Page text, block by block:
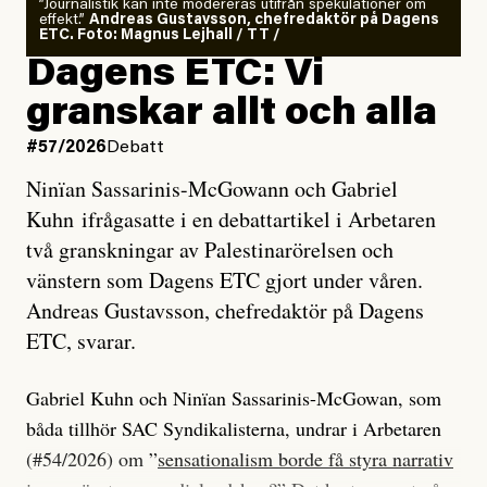
”Journalistik kan inte modereras utifrån spekulationer om
effekt.” Andreas Gustavsson, chefredaktör på Dagens
ETC. Foto: Magnus Lejhall / TT /
Dagens ETC: Vi
granskar allt och alla
#57/2026 Debatt
Ninïan Sassarinis-McGowann och Gabriel
Kuhn ifrågasatte i en debattartikel i Arbetaren
två granskningar av Palestinarörelsen och
vänstern som Dagens ETC gjort under våren.
Andreas Gustavsson, chefredaktör på Dagens
ETC, svarar.
Gabriel Kuhn och Ninïan Sassarinis-McGowan, som
båda tillhör SAC Syndikalisterna, undrar i Arbetaren
(#54/2026) om ”sensationalism borde få styra narrativ